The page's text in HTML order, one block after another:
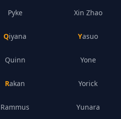
Pyke
Qiyana
Quinn
Rakan
Rammus
Xin Zhao
Yasuo
Yone
Yorick
Yunara